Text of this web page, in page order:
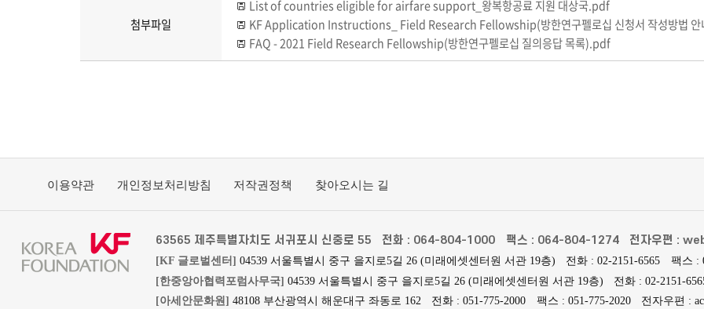
첨부파일
List of countries eligible for airfare support_왕복항공료 지원 대상국.pdf
KF Application Instructions_ Field Research Fellowship(방한연구펠로십 신청서 작성방법
FAQ - 2021 Field Research Fellowship(방한연구펠로십 질의응답 목록).pdf
이용약관 개인정보처리방침 저작권정책 찾아오시는 길
63565 제주특별자치도 서귀포시 신중로 55 전화 : 064-804-1000 팩스 : 064-804-1274 전자우편 :
[KF 글로벌센터] 04539 서울특별시 중구 을지로5길 26 (미래에셋센터원 서관 19층) 전화 : 02-2151-6565
팩스 :
[한중앙아협력포럼사무국] 04539 서울특별시 중구 을지로5길 26 (미래에셋센터원 서관 19층)
전화 : 02-2151-
[아세안문화원] 48108 부산광역시 해운대구 좌동로 162 전화 : 051-775-2000 팩스 : 051-775-2020 전자우편 :